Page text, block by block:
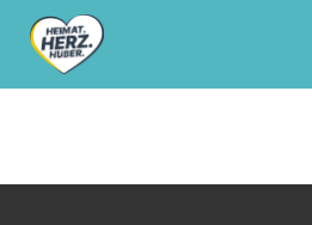
content